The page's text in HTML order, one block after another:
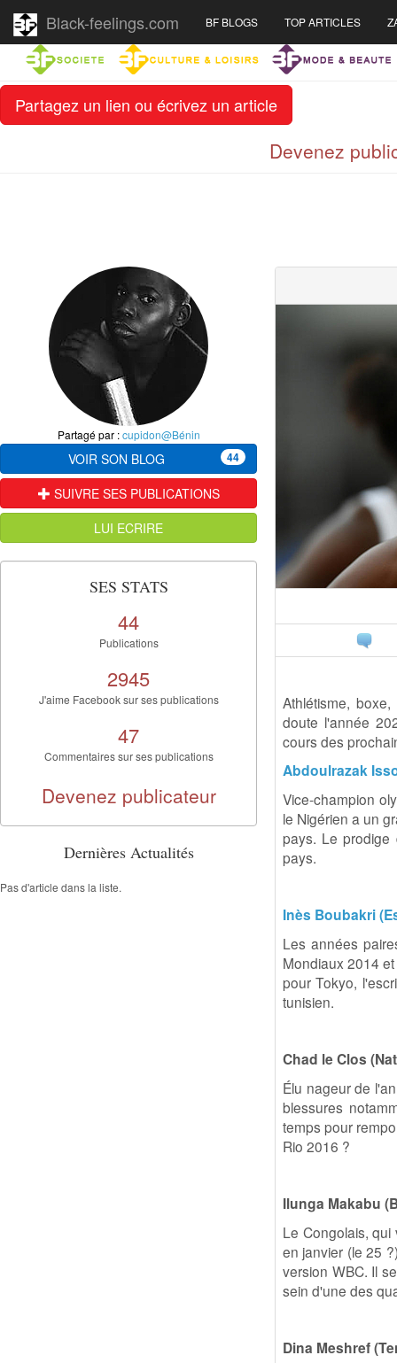
Partagez un lien ou écrivez un article
Black-feelings.com BF BLOGS TOP ARTICLES
Devenez
Athlétisme,
doute l'année
cours des
Abdoulrazak
Vice-champion
le Nigérien a un
pays. Le
pays.
Inès Boubakri
Les années
Mondiaux 2014
pour Tokyo,
tunisien.
Chad le Clos
Élu nageur de
blessures
temps pour
Rio 2016 ?
Ilunga Makabu
Le Congolais,
en janvier (le 25
version WBC. Il
sein d'une des
Dina Meshref
Partagé par :cupidon@Bénin
VOIR SON BLOG 44
SUIVRE SES PUBLICATIONS
LUI ECRIRE
SES STATS
44
Publications
2945
J'aime Facebook sur ses publications
47
Commentaires sur ses publications
Devenez publicateur
Dernières Actualités
Pas d'article dans la liste.